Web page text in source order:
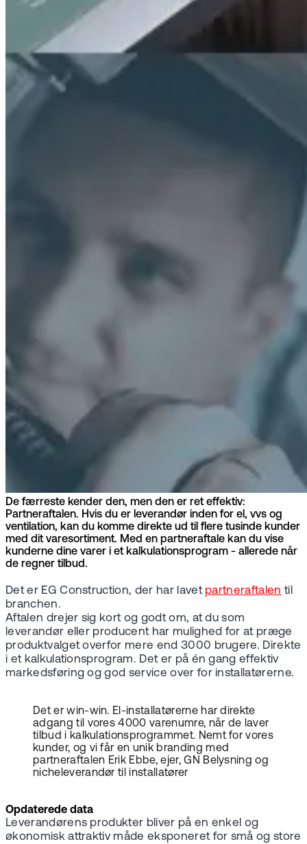
De færreste kender den, men den er ret effektiv:
Partneraftalen. Hvis du er leverandør inden for el, vvs og
ventilation, kan du komme direkte ud til flere tusinde kunder
med dit varesortiment. Med en partneraftale kan du vise
kunderne dine varer i et kalkulationsprogram - allerede når
de regner tilbud.
Det er EG Construction, der har lavet partneraftalen til
branchen.
Aftalen drejer sig kort og godt om, at du som
leverandør eller producent har mulighed for at præge
produktvalget overfor mere end 3000 brugere. Direkte
i et kalkulationsprogram. Det er på én gang effektiv
markedsføring og god service over for installatørerne.
Det er win-win. El-installatørerne har direkte
adgang til vores 4000 varenumre, når de laver
tilbud i kalkulationsprogrammet. Nemt for vores
kunder, og vi får en unik branding med
partneraftalen Erik Ebbe, ejer, GN Belysning og
nicheleverandør til installatører
Opdaterede data
Leverandørens produkter bliver på en enkel og
økonomisk attraktiv måde eksponeret for små og store